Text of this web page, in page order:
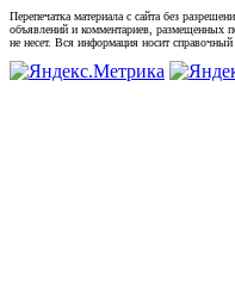
Перепечатка материала с сайта без
объявлений и комментариев, размещенных
не несет. Вся информация носит